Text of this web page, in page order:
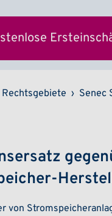
Rechtsgebiete Senec
von